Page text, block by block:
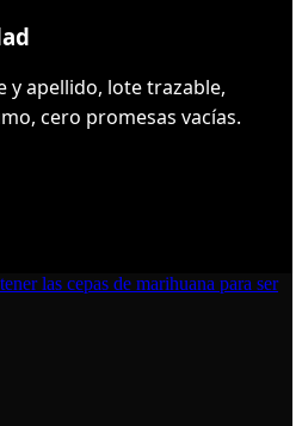
apellido, lote trazable,
cero promesas vacías.